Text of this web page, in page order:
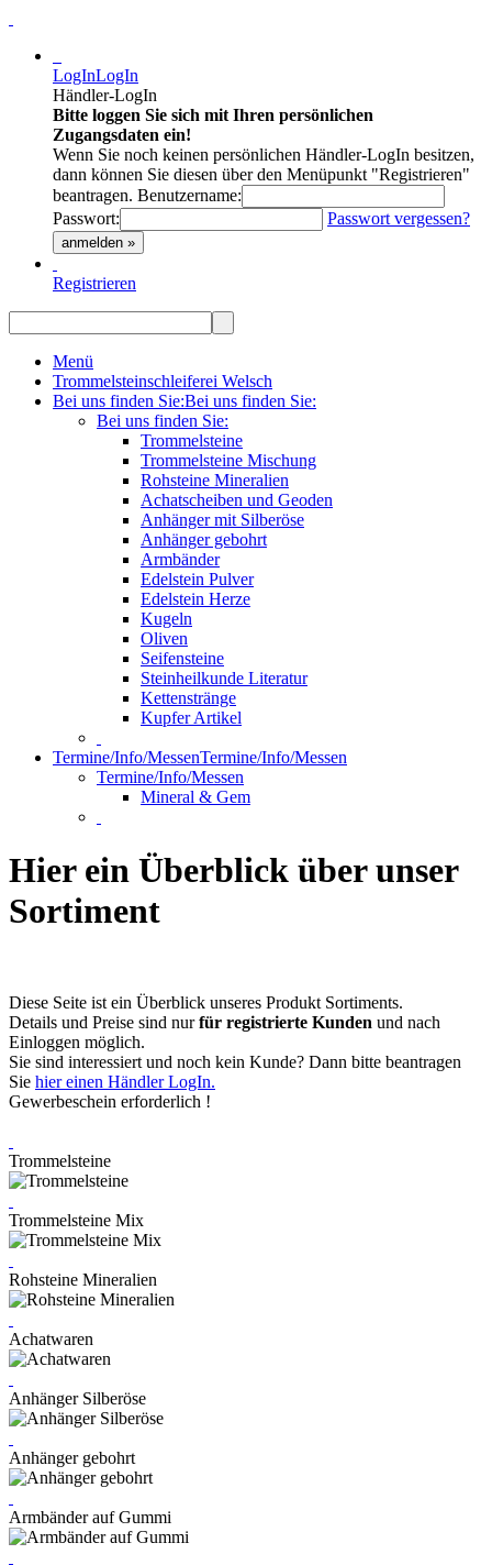
LogInLogIn
Händler-LogIn
Bitte loggen Sie sich mit Ihren persönlichen
Zugangsdaten ein!
Wenn Sie noch keinen persönlichen Händler-LogIn besitzen,
dann können Sie diesen über den Menüpunkt "Registrieren"
beantragen. Benutzername:
Passwort:
Passwort vergessen?
anmelden »
Registrieren
Menü
Trommelsteinschleiferei Welsch
Bei uns finden Sie:Bei uns finden Sie:
Bei uns finden Sie:
Trommelsteine
Trommelsteine Mischung
Rohsteine Mineralien
Achatscheiben und Geoden
Anhänger mit Silberöse
Anhänger gebohrt
Armbänder
Edelstein Pulver
Edelstein Herze
Kugeln
Oliven
Seifensteine
Steinheilkunde Literatur
Kettenstränge
Kupfer Artikel
Termine/Info/MessenTermine/Info/Messen
Termine/Info/Messen
Mineral & Gem
Hier ein Überblick über unser
Sortiment
Diese Seite ist ein Überblick unseres Produkt Sortiments.
Details und Preise sind nurfür registrierte Kunden und nach
Einloggen möglich.
Sie sind interessiert und noch kein Kunde? Dann bitte beantragen
Sie hier einen Händler LogIn.
Gewerbeschein erforderlich !
Trommelsteine
Trommelsteine Mix
Rohsteine Mineralien
Achatwaren
Anhänger Silberöse
Anhänger gebohrt
Armbänder auf Gummi